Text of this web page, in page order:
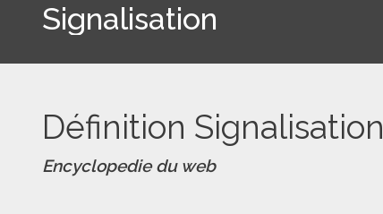
Signalisation
Définition Signalisation
Encyclopedie du web